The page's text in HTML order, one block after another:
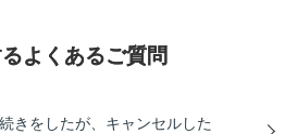
よくあるご質問
きをしたが、キャンセルした